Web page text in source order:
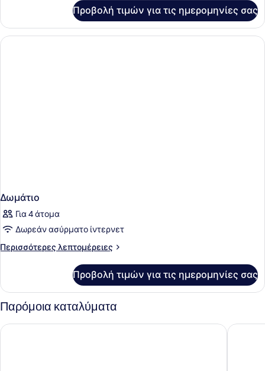
Προβολή τιμών για τις ημερομηνίες σας
Δωμάτιο
Για 4 άτομα
Δωρεάν ασύρματο ίντερνετ
Περισσότερες λεπτομέρειες
Περισσότερες
Προβολή τιμών για τις ημερομηνίες σας
Παρόμοια καταλύματα
Diverso Platamon, Luxury Hotel & Spa